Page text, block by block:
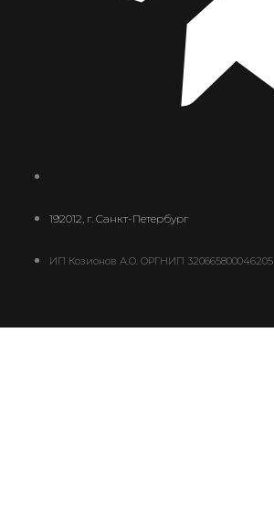
192012, г. Санкт-Петербург
ИП Козионов А.О. ОРГНИП 320665800046205